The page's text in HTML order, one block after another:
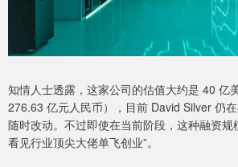
知情人士透露，这家公司的估值大约是 40 亿
276.63 亿元人民币），目前 David Silver 仍
随时改动。不过即使在当前阶段，这种融资
看见行业顶尖大佬单飞创业”。